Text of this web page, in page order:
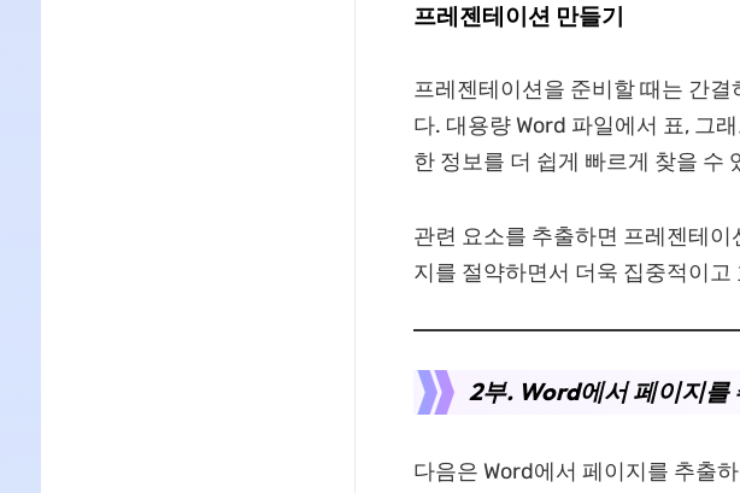
프레젠테이션 만들기
프레젠테이션을 준비할 때는 간
다. 대용량 Word 파일에서 표, 그
한 정보를 더 쉽게 빠르게 찾을 수
관련 요소를 추출하면 프레젠테
지를 절약하면서 더욱 집중적이
2부. Word에서 페이지를
다음은 Word에서 페이지를 추출